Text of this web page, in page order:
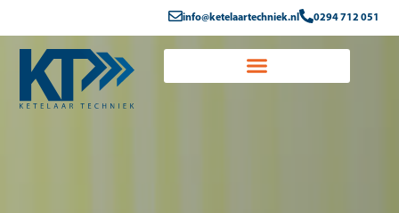
info@ketelaartechniek.nl 0294 712 051